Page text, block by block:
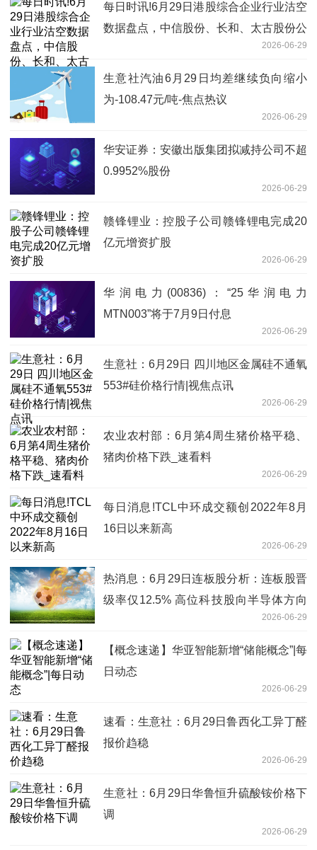
每日时讯!6月29日港股综合企业行业沽空
数据盘点，中信股份、长和、太古股份公
2026-06-29
生意社汽油6月29日均差继续负向缩小
为-108.47元/吨-焦点热议
2026-06-29
华安证券：安徽出版集团拟减持公司不超
0.9952%股份
2026-06-29
赣锋锂业：控股子公司赣锋锂电完成20
亿元增资扩股
2026-06-29
华润电力(00836)：“25华润电力
MTN003”将于7月9日付息
2026-06-29
生意社：6月29日 四川地区金属硅不通氧
553#硅价格行情|视焦点讯
2026-06-29
农业农村部：6月第4周生猪价格平稳、
猪肉价格下跌_速看料
2026-06-29
每日消息!TCL中环成交额创2022年8月
16日以来新高
2026-06-29
热消息：6月29日连板股分析：连板股晋
级率仅12.5% 高位科技股向半导体方向
2026-06-29
【概念速递】华亚智能新增“储能概念”|每
日动态
2026-06-29
速看：生意社：6月29日鲁西化工异丁醛
报价趋稳
2026-06-29
生意社：6月29日华鲁恒升硫酸铵价格下
调
2026-06-29